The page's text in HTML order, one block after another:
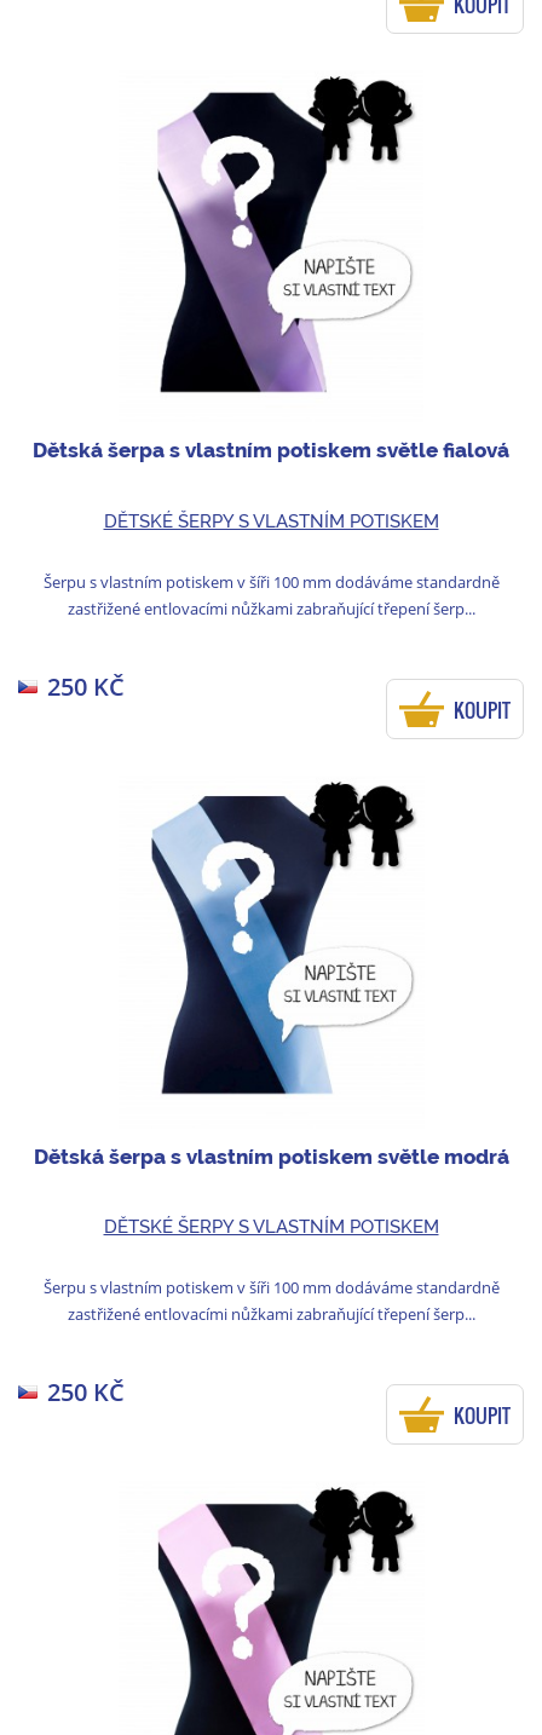
Dětská šerpa s vlastním potiskem světle fialová
DĚTSKÉ ŠERPY S VLASTNÍM POTISKEM
Šerpu s vlastním potiskem v šíři 100 mm dodáváme standardně
zastřižené entlovacími nůžkami zabraňující třepení šerp...
250 KČ
KOUPIT
Dětská šerpa s vlastním potiskem světle modrá
DĚTSKÉ ŠERPY S VLASTNÍM POTISKEM
Šerpu s vlastním potiskem v šíři 100 mm dodáváme standardně
zastřižené entlovacími nůžkami zabraňující třepení šerp...
250 KČ
KOUPIT